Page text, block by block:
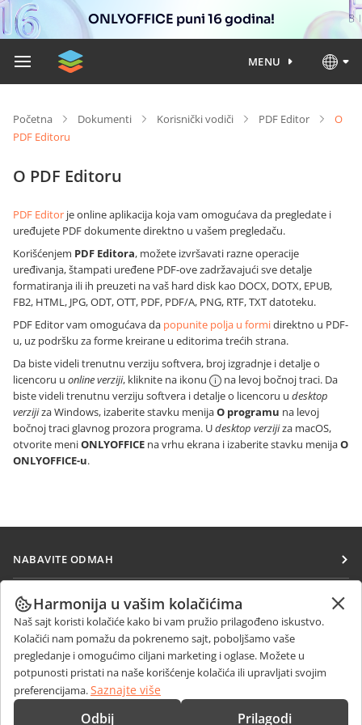
ONLYOFFICE puni 16 godina!
MENU
Početna Dokumenti Korisnički vodiči PDF Editor
O
PDF Editoru
O PDF Editoru
PDF Editor je online aplikacija koja vam omogućava da pregledate i
uređujete PDF dokumente direktno u vašem pregledaču.
Korišćenjem PDF Editora, možete izvršavati razne operacije
uređivanja, štampati uređene PDF-ove zadržavajući sve detalje
formatiranja ili ih preuzeti na vaš hard disk kao DOCX, DOTX, EPUB,
FB2, HTML, JPG, ODT, OTT, PDF, PDF/A, PNG, RTF, TXT datoteku.
PDF Editor vam omogućava da popunite polja u formidirektno u PDF-
u, uz podršku za forme kreirane u editorima trećih strana.
Da biste videli trenutnu verziju softvera, broj izgradnje i detalje o
licencoru u online verziji, kliknite na ikonu
na levoj bočnoj traci. Da
biste videli trenutnu verziju softvera i detalje o licencoru u desktop
verzijiza Windows, izaberite stavku menijaO programu na levoj
bočnoj traci glavnog prozora programa. Udesktop verzijiza macOS,
otvorite meniONLYOFFICE na vrhu ekrana i izaberite stavku menijaO
ONLYOFFICE-u.
NABAVITE ODMAH
Docs
DocSpace
Workspace
Konektori
Desktop aplikacije
SARAĐUJTE
Za doprinosioce
Za prevodioce
Za influensere
Slobodna radna mesta
PRIMAJTE VESTI
Blog
DOBIJTE POMOĆ
Forum
KONTAKTIRAJTE NAS
Harmonija u vašim kolačićima
Naš sajt koristi kolačiće kako bi vam pružio prilagođeno iskustvo.
Kolačići nam pomažu da pokrenemo sajt, poboljšamo vaše
pregledanje i omogućimo ciljani marketing i oglase. Možete u
potpunosti pristati na naše korišćenje kolačića ili upravljati svojim
preferencijama.Saznajte više
Odbij Prilagodi